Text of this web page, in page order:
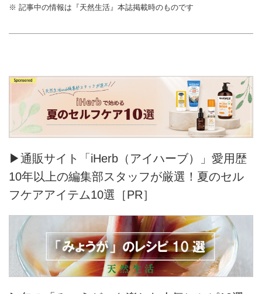
※ 記事中の情報は『天然生活』本誌掲載時のものです
▶通販サイト「iHerb（アイハーブ）」愛用歴
10年以上の編集部スタッフが厳選！夏のセル
フケアアイテム10選［PR］